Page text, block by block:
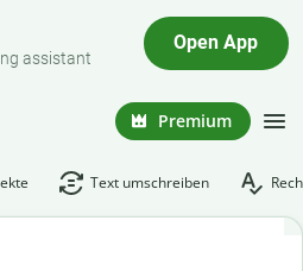
assistant
Open App
Premium
Text umschreiben